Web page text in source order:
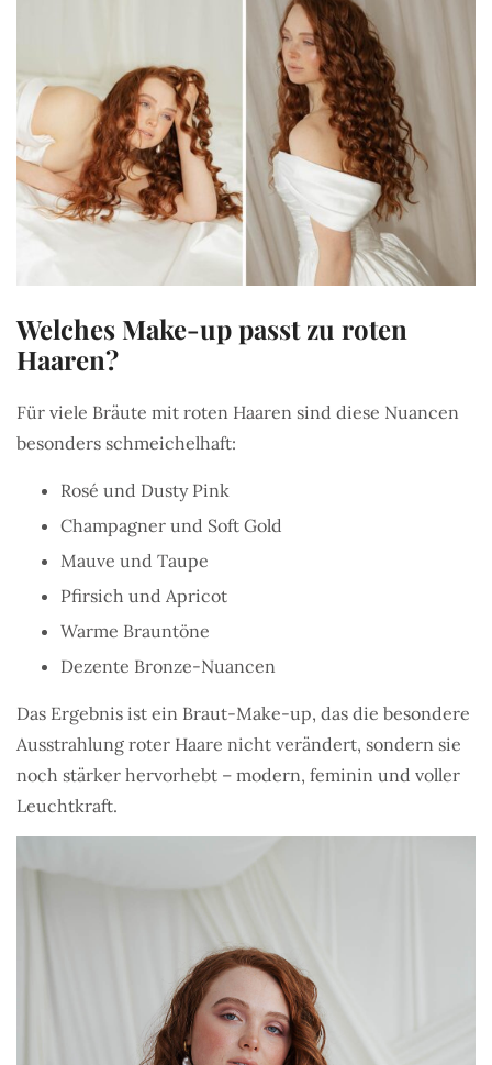
Welches Make-up passt zu roten
Haaren?
Für viele Bräute mit roten Haaren sind diese Nuancen
besonders schmeichelhaft:
Rosé und Dusty Pink
Champagner und Soft Gold
Mauve und Taupe
Pfirsich und Apricot
Warme Brauntöne
Dezente Bronze-Nuancen
Das Ergebnis ist ein Braut-Make-up, das die besondere
Ausstrahlung roter Haare nicht verändert, sondern sie
noch stärker hervorhebt – modern, feminin und voller
Leuchtkraft.